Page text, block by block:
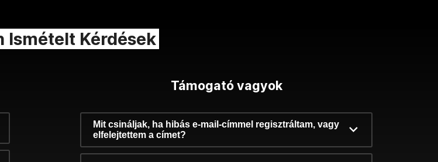
Ismételt Kérdések
Támogató vagyok
Mit csináljak, ha hibás e-mail-címmel regisztráltam, vagy
elfelejtettem a címet?